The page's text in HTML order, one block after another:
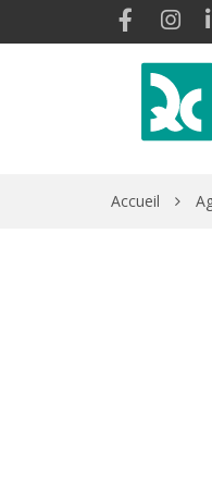
Gestion des traceurs Lien
Accueil